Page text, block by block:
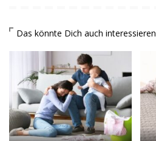
Das könnte Dich auch interessieren